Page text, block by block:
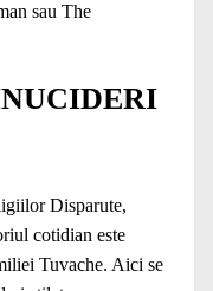
sau The
Disparute,
cotidian este
Tuvache. Aici se